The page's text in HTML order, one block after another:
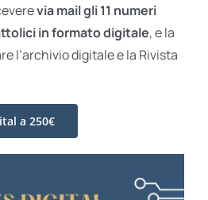
via mail gli 11 numeri
in formato digitale, e la
l’archivio digitale e la Rivista
a 250€